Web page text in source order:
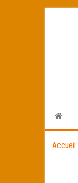
Accueil